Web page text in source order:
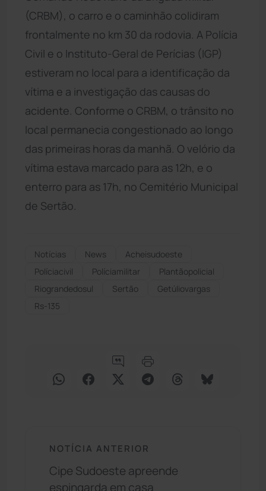
(CRBM), o carro e o caminhão colidiram
frontalmente no km 30 da rodovia. A Polícia
Civil e o Instituto-Geral de Perícias (IGP)
estiveram no local para a identificação da
vítima e a investigação das causas do
acidente. Conforme o CRBM, o trânsito no
local permanecia congestionado ao longo
das primeiras horas da manhã. O velório da
vítima estava marcado para as 12h, e o
enterro para as 17h, no Cemitério Municipal
de Sertão.
Notícias News
Acheisudoeste
Políciacivil
Políciamilitar
Plantãopolicial
Riograndedosul
Sertão
Getúliovargas
Rs-135
NOTÍCIA ANTERIOR
Cipe Sudoeste apreende
espingarda em casa